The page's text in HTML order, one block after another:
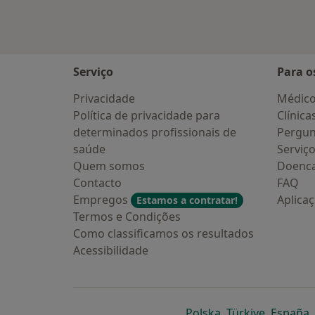
Serviço
Privacidade
Política de privacidade para
determinados profissionais de
saúde
Quem somos
Contacto
Empregos
Estamos a contratar!
Termos e Condições
Como classificamos os resultados
Acessibilidade
Para
FAQ